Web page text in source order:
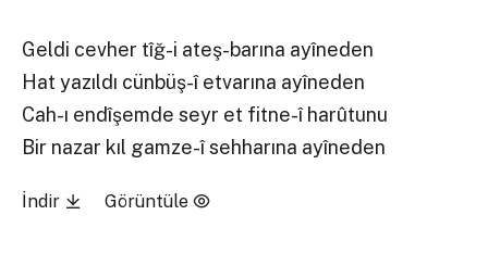
Geldi cevher tîğ-i ateş-barına ayîneden
Hat yazıldı cünbüş-î etvarına ayîneden
Cah-ı endîşemde seyr et fitne-î harûtunu
Bir nazar kıl gamze-î sehharına ayîneden
İndir Görüntüle